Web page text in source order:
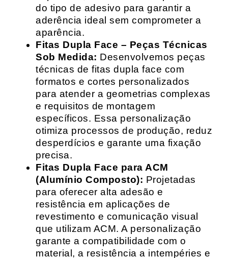
do tipo de adesivo para garantir a
aderência ideal sem comprometer a
aparência.
Fitas Dupla Face – Peças Técnicas
Sob Medida: Desenvolvemos peças
técnicas de fitas dupla face com
formatos e cortes personalizados
para atender a geometrias complexas
e requisitos de montagem
específicos. Essa personalização
otimiza processos de produção, reduz
desperdícios e garante uma fixação
precisa.
Fitas Dupla Face para ACM
(Alumínio Composto): Projetadas
para oferecer alta adesão e
resistência em aplicações de
revestimento e comunicação visual
que utilizam ACM. A personalização
garante a compatibilidade com o
material, a resistência a intempéries e